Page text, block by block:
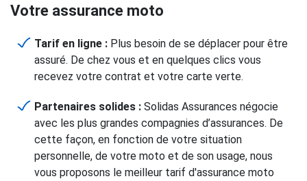
Votre assurance moto
Tarif en ligne : Plus besoin de se déplacer pour être
assuré. De chez vous et en quelques clics vous
recevez votre contrat et votre carte verte.
Partenaires solides : Solidas Assurances négocie
avec les plus grandes compagnies d’assurances. De
cette façon, en fonction de votre situation
personnelle, de votre moto et de son usage, nous
vous proposons le meilleur tarif d'assurance moto